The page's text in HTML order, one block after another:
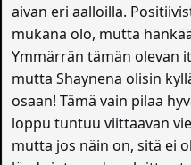
aivan eri aalloilla.
mukana olo, mutta
Ymmärrän tämän olevan
mutta Shaynena olisin
osaan! Tämä vain pilaa
loppu tuntuu viittaavan
mutta jos näin on, sitä ei